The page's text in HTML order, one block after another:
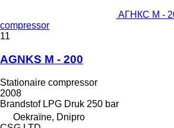
АГНКС М -
compressor
11
AGNKS M - 200
Stationaire compressor
2008
Brandstof LPG Druk 250 bar
Oekraïne, Dnipro